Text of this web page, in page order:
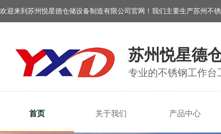
欢迎来到苏州悦星德仓储设备制造有限公司官网！我们主要生产苏州不
苏州悦星德
专业的不锈钢工作台
首页 关于我们 产品中心